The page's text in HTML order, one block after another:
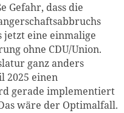
Gefahr, dass die
jetzt eine einmalige
ohne CDU/Union.
ganz anders
2025 einen
gerade implementiert
wäre der Optimalfall.